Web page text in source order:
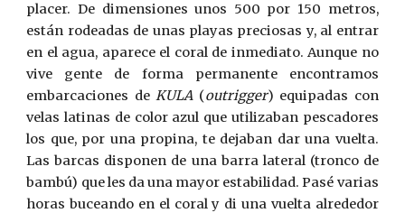
placer. De dimensiones unos 500 por 150 metros,
están rodeadas de unas playas preciosas y, al entrar
en el agua, aparece el coral de inmediato. Aunque no
vive gente de forma permanente encontramos
embarcaciones deKULA (outrigger) equipadas con
velas latinas de color azul que utilizaban pescadores
los que, por una propina, te dejaban dar una vuelta.
Las barcas disponen de una barra lateral (tronco de
bambú) que les da una mayor estabilidad. Pasé varias
horas buceando en el coral y di una vuelta alrededor